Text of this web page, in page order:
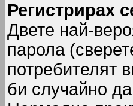
Регистрирах
Двете най-
парола
потребителят
би случайно